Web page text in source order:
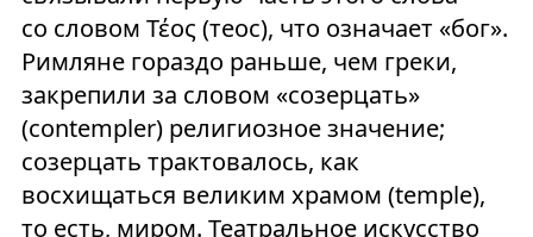
со словом Τέος (теос), что означает «бог».
Римляне гораздо раньше, чем греки,
закрепили за словом «созерцать»
(contempler) религиозное значение;
созерцать трактовалось, как
восхищаться великим храмом (temple),
то есть, миром. Театральное искусство